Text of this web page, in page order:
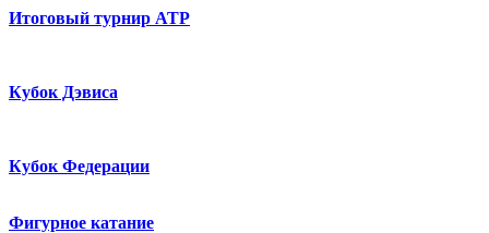
Итоговый турнир ATP
Кубок Дэвиса
Кубок Федерации
Фигурное катание